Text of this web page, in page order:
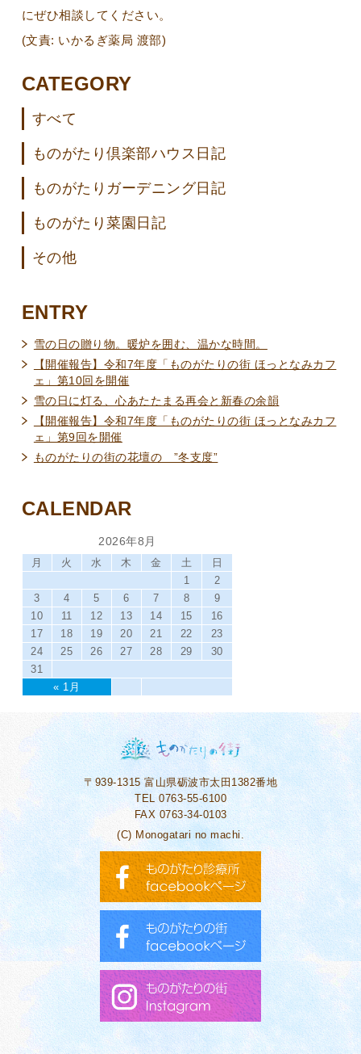
にぜひ相談してください。
(文責: いかるぎ薬局 渡部)
CATEGORY
すべて
ものがたり倶楽部ハウス日記
ものがたりガーデニング日記
ものがたり菜園日記
その他
ENTRY
雪の日の贈り物。暖炉を囲む、温かな時間。
【開催報告】令和7年度「ものがたりの街 ほっとなみカフ
ェ」第10回を開催
雪の日に灯る、心あたたまる再会と新春の余韻
【開催報告】令和7年度「ものがたりの街 ほっとなみカフ
ェ」第9回を開催
ものがたりの街の花壇の ”冬支度”
CALENDAR
2026年8月
月 火 水 木 金 土 日
« 1月
1
2
3
4 5 6 7 8
9
10
11 12 13 14 15
16
17
18 19 20 21 22
23
24
25 26 27 28 29
30
31
〒939-1315富山県砺波市太田1382番地
TEL 0763-55-6100
FAX 0763-34-0103
(C) Monogatari no machi.